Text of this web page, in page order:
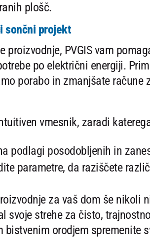
plošč.
sončni projekt
proizvodnje, PVGIS vam
po električni energiji.
porabo in zmanjšate račune
vmesnik, zaradi
podlagi posodobljenih in
parametre, da raziščete
za vaš dom še nikoli
svoje strehe za čisto,
bistvenim orodjem spremenite